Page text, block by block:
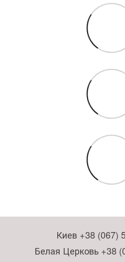
Киев +38 (067)
Белая Церковь +38